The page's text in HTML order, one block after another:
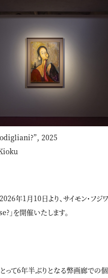
2025
年1月10日より、サイモン・フジ
」を開催いたします。
って6年半ぶりとなる弊画廊での個